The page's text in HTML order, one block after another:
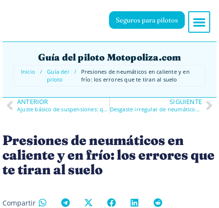
Seguros para pilotos
Guía del piloto Motopoliza.com
Inicio /
Guía del
piloto
/
Presiones de neumáticos en caliente y en
frío: los errores que te tiran al suelo
ANTERIOR
Ajuste básico de suspensiones: qué tocar y qué NO tocar
SIGUIENTE
Desgaste irregular de neumáticos: cómo leerlo y qué está fallando
Presiones de neumáticos en
caliente y en frío: los errores que
te tiran al suelo
Compartir